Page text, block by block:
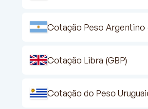
Cotação Peso Argentino
Cotação Libra (GBP)
Cotação do Peso